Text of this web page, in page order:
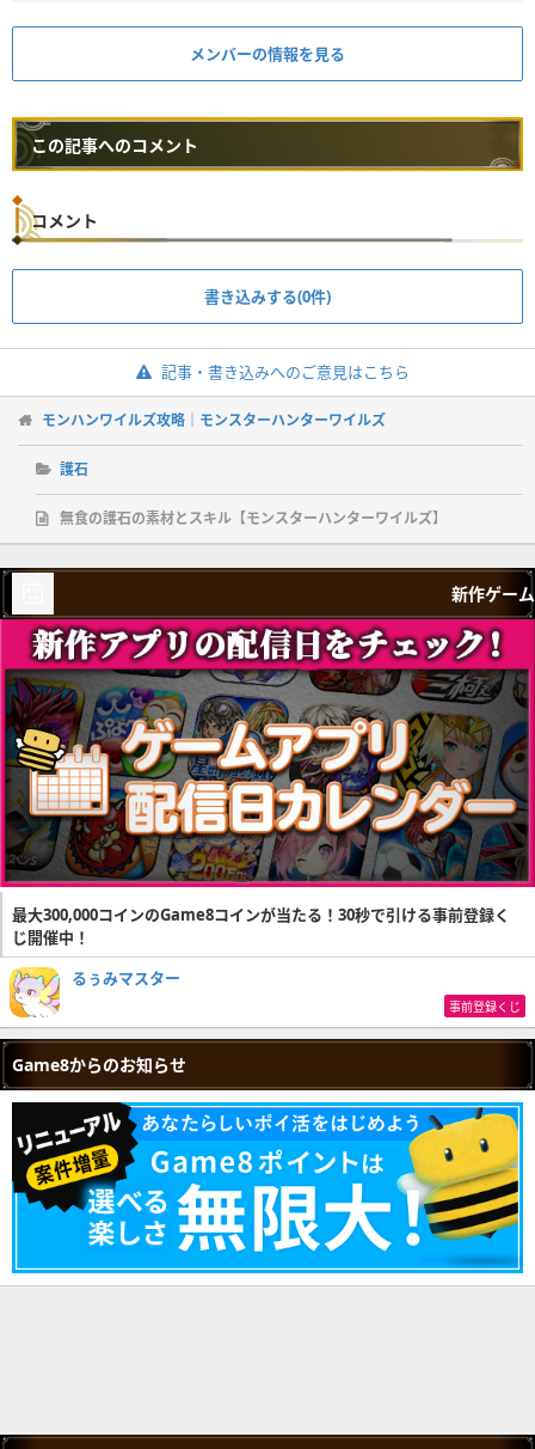
メンバーの情報を見る
この記事へのコメント
コメント
書き込みする(0件)
記事・書き込みへのご意見はこちら
モンハンワイルズ攻略｜モンスターハンターワイルズ
護石
無食の護石の素材とスキル【モンスターハンターワイルズ】
新作ゲーム
最大300,000コインのGame8コインが当たる！30秒で引ける事前登録く
じ開催中！
るぅみマスター
事前登録くじ
Game8からのお知らせ